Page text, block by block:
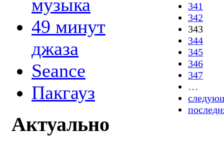
музыка
49 минут
джаза
Seance
Пакгауз
Актуально
341
342
343
344
345
346
347
…